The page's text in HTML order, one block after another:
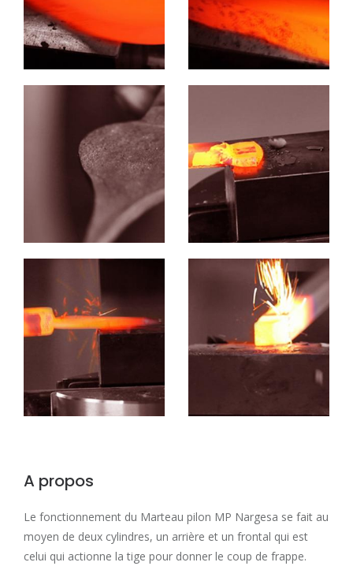
A propos
Le fonctionnement du Marteau pilon MP Nargesa se fait au
moyen de deux cylindres, un arrière et un frontal qui est
celui qui actionne la tige pour donner le coup de frappe.